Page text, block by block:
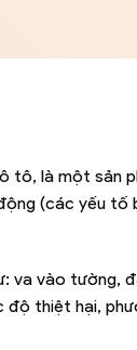
tô, là một sản
(các yếu
va vào
thiệt hại,